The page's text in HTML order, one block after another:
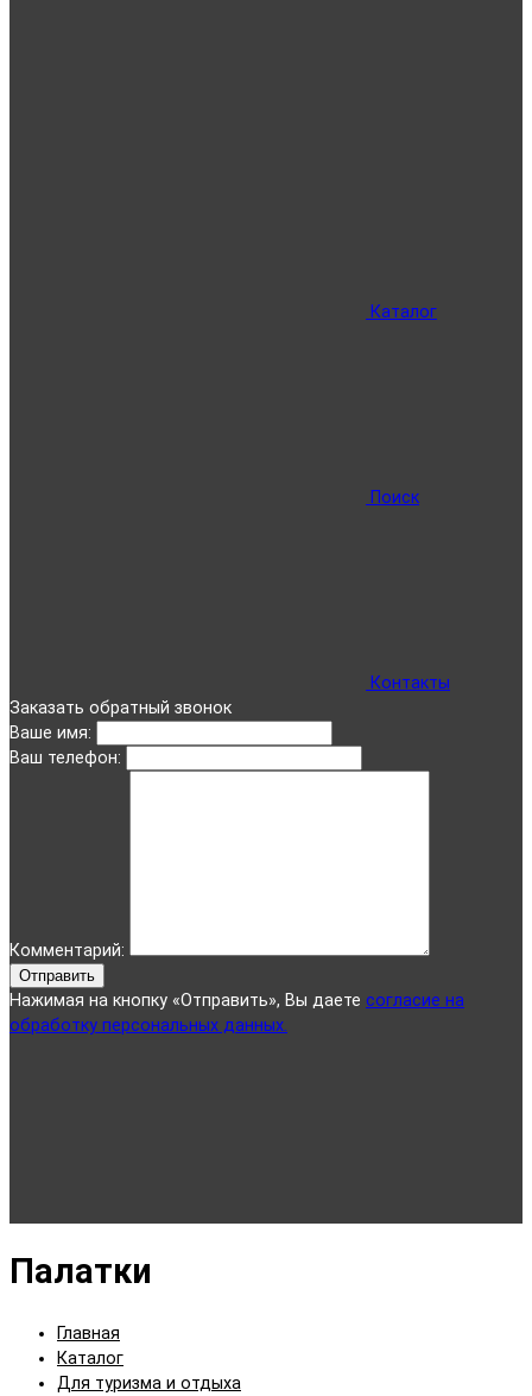
Каталог
Поиск
Контакты
Заказать обратный звонок
Ваше имя:
Ваш телефон:
Комментарий:
Отправить
Нажимая на кнопку «Отправить», Вы даете согласие на
обработку персональных данных.
Палатки
Главная
Каталог
Для туризма и отдыха